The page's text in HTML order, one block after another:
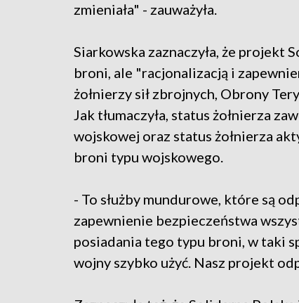
zmieniała" - zauważyła.
Siarkowska zaznaczyła, że
broni, ale "racjonalizacją i
żołnierzy sił zbrojnych, Obrony
Jak tłumaczyła, status żołnierza
wojskowej oraz status żołnierza
broni typu wojskowego.
- To służby mundurowe, które są
zapewnienie bezpieczeństwa
posiadania tego typu broni, w taki
wojny szybko użyć. Nasz projekt